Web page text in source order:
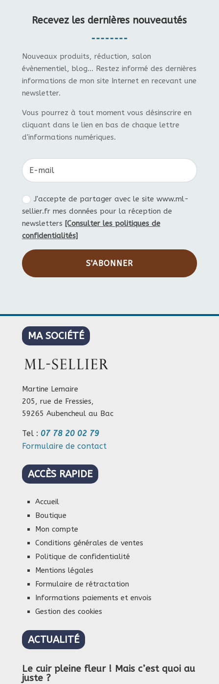
Recevez les dernières nouveautés
Nouveaux produits, réduction, salon
évènementiel, blog... Restez informé des dernières
informations de mon site Internet en recevant une
newsletter.
Vous pourrez à tout moment vous désinscrire en
cliquant dans le lien en bas de chaque lettre
d'informations numériques.
J'accepte de partager avec le site www.ml-
sellier.fr mes données pour la réception de
newsletters [Consulter les politiques de
confidentialités]
S'ABONNER
MA SOCIÉTÉ
Martine Lemaire
205, rue de Fressies,
59265 Aubencheul au Bac
Tel : 07 78 20 02 79
Formulaire de contact
ACCÈS RAPIDE
Accueil
Boutique
Mon compte
Conditions générales de ventes
Politique de confidentialité
Mentions légales
Formulaire de rétractation
Informations paiements et envois
Gestion des cookies
ACTUALITÉ
Le cuir pleine fleur ! Mais c’est quoi au
juste ?